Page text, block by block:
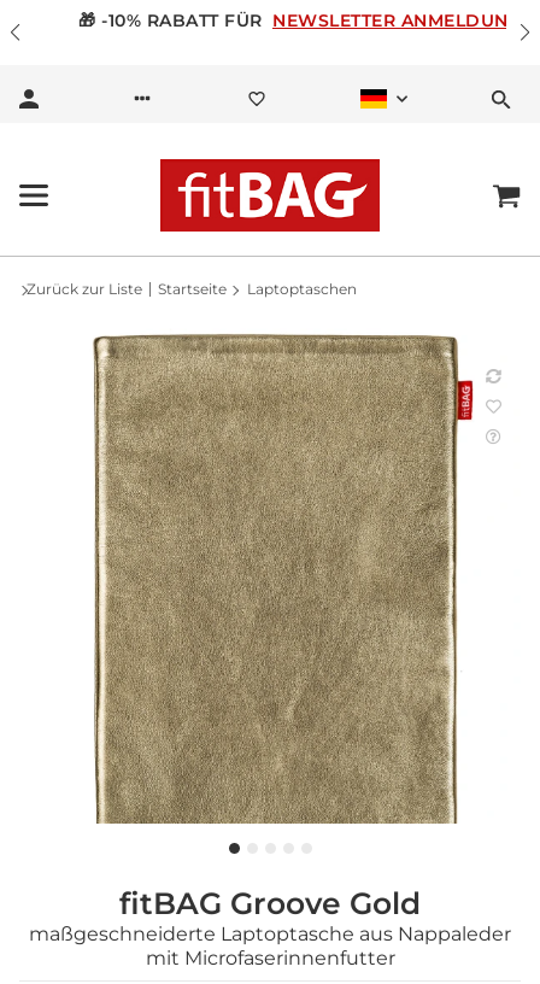
🎁 -10% RABATT FÜR NEWSLETTER ANMELDUNG
Zurück zur Liste Startseite Laptoptaschen
fitBAG Groove Gold
maßgeschneiderte Laptoptasche aus Nappaleder
mit Microfaserinnenfutter